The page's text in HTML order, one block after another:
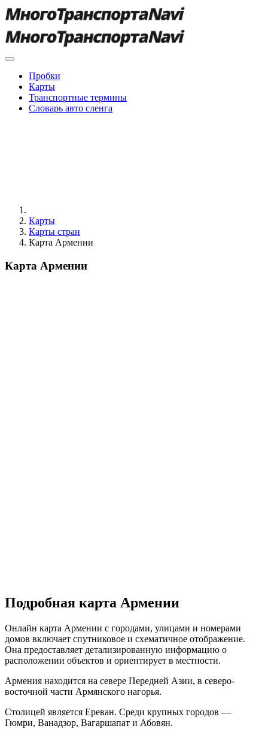
Пробки
Карты
Транспортные термины
Словарь авто сленга
Карты
Карты стран
Карта Армении
Карта Армении
Подробная карта Армении
Онлайн карта Армении с городами, улицами и номерами
домов включает спутниковое и схематичное отображение.
Она предоставляет детализированную информацию о
расположении объектов и ориентирует в местности.
Армения находится на севере Передней Азии, в северо-
восточной части Армянского нагорья.
Столицей является Ереван. Среди крупных городов —
Гюмри, Ванадзор, Вагаршапат и Абовян.